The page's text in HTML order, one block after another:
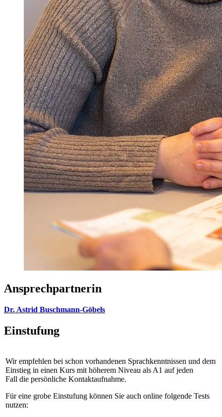
Ansprechpartnerin
Dr. Astrid Buschmann-Göbels
Einstufung
Wir empfehlen bei schon vorhandenen Sprachkenntnissen und dem
Einstieg in einen Kurs mit höherem Niveau als A1 auf jeden
Fall die persönliche Kontaktaufnahme.
Für eine grobe Einstufung können Sie auch online folgende Tests
nutzen: